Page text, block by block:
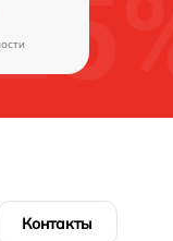
Контакты